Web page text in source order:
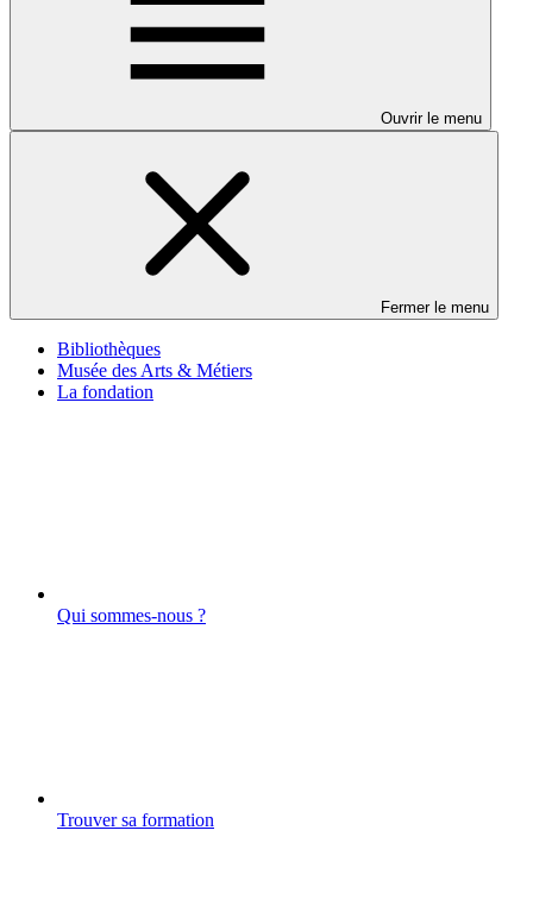
Ouvrir le menu
Fermer le menu
Bibliothèques
Musée des Arts & Métiers
La fondation
Qui sommes-nous ?
Trouver sa formation